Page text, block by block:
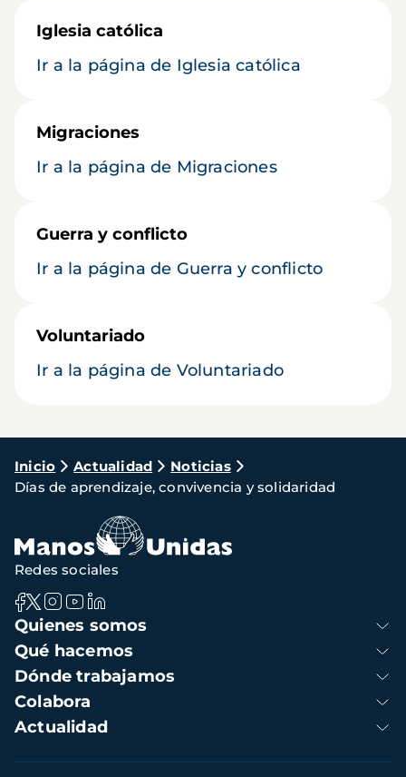
Iglesia católica
Ir a la página de Iglesia católica
Migraciones
Ir a la página de Migraciones
Guerra y conflicto
Ir a la página de Guerra y conflicto
Voluntariado
Ir a la página de Voluntariado
Ruta
de
navegación
Inicio Actualidad
Noticias
Días de aprendizaje, convivencia y solidaridad
Navegación
principal
Quienes somos
Qué hacemos
Dónde trabajamos
Colabora
Actualidad
Redes sociales